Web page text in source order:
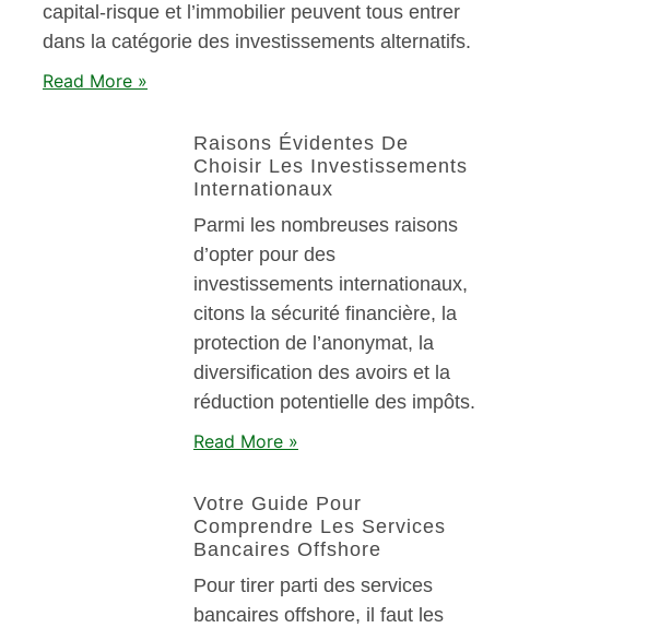
capital-risque et l’immobilier peuvent tous entrer
dans la catégorie des investissements alternatifs.
Read More »
Raisons Évidentes De
Choisir Les Investissements
Internationaux
Parmi les nombreuses raisons
d’opter pour des
investissements internationaux,
citons la sécurité financière, la
protection de l’anonymat, la
diversification des avoirs et la
réduction potentielle des impôts.
Read More »
Votre Guide Pour
Comprendre Les Services
Bancaires Offshore
Pour tirer parti des services
bancaires offshore, il faut les